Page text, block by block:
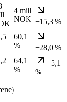
4 mill
NOK −15,3 %
60,1
%
−28,0 %
64,1
%
+3,1
%